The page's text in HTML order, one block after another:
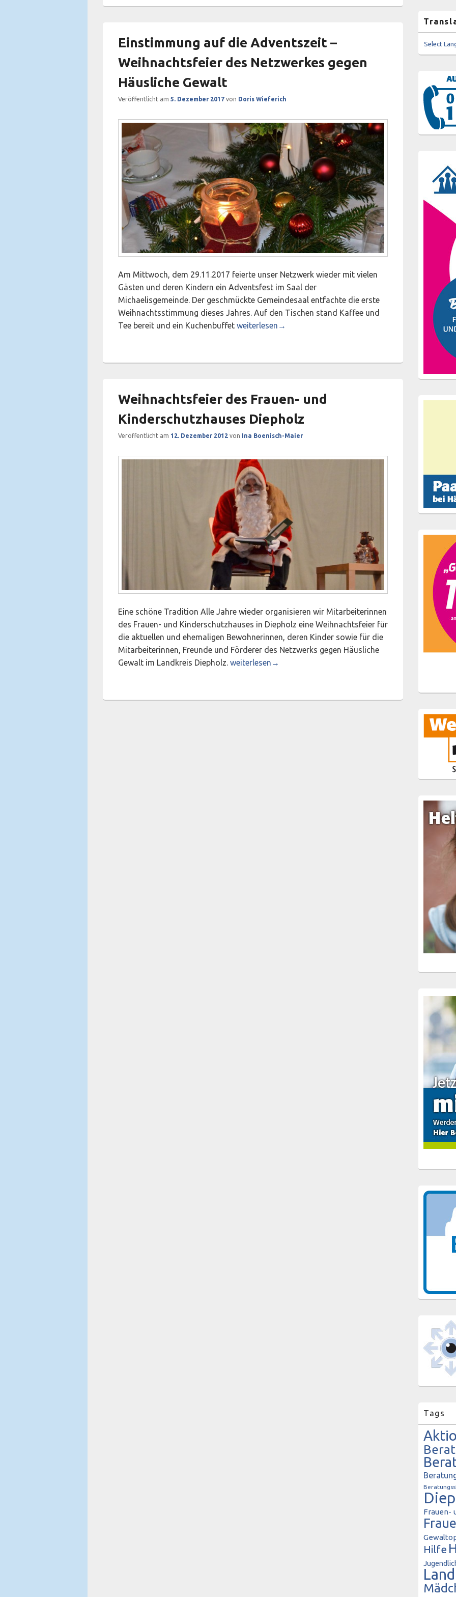
Einstimmung auf die Adventszeit –
Weihnachtsfeier des Netzwerkes gegen
Häusliche Gewalt
Veröffentlicht am 5. Dezember 2017 von Doris Wieferich
Am Mittwoch, dem 29.11.2017 feierte unser Netzwerk wieder mit vielen
Gästen und deren Kindern ein Adventsfest im Saal der
Michaelisgemeinde. Der geschmückte Gemeindesaal entfachte die erste
Weihnachtsstimmung dieses Jahres. Auf den Tischen stand Kaffee und
Tee bereit und ein Kuchenbuffet Einstimmung auf die Adventszeit – Weihnachtsfeier des
weiterlesen →
Weihnachtsfeier des Frauen- und
Kinderschutzhauses Diepholz
Veröffentlicht am 12. Dezember 2012 von Ina Boenisch-Maier
Eine schöne Tradition Alle Jahre wieder organisieren wir Mitarbeiterinnen
des Frauen- und Kinderschutzhauses in Diepholz eine Weihnachtsfeier für
die aktuellen und ehemaligen Bewohnerinnen, deren Kinder sowie für die
Mitarbeiterinnen, Freunde und Förderer des Netzwerks gegen Häusliche
Gewalt im Landkreis Diepholz. Weihnachtsfeier des Frauen- und Kinderschutzhauses
weiterlesen →
Select
Tags
Frauen-
Hilfe